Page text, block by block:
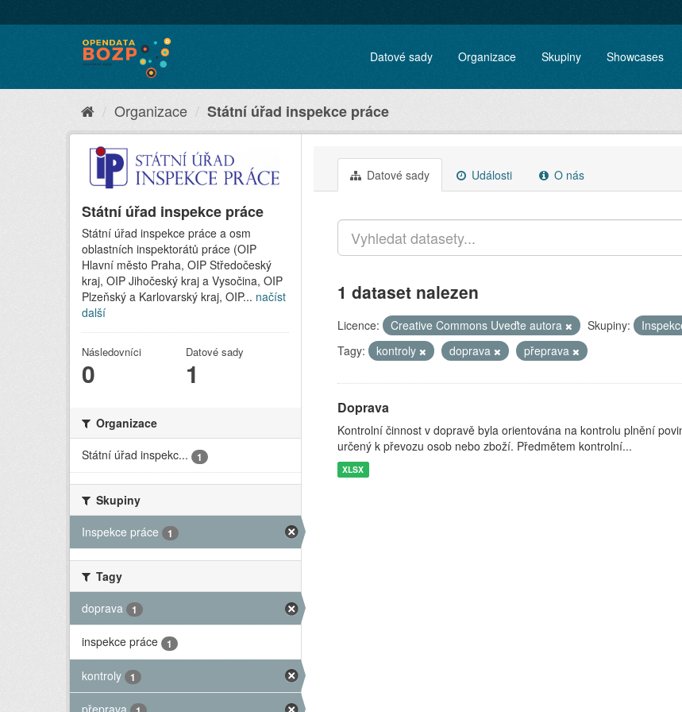
Datové sady Organizace Skupiny Showcases
Organizace Státní úřad inspekce práce
Státní úřad inspekce práce
Státní úřad inspekce práce a osm
oblastních inspektorátů práce (OIP
Hlavní město Praha, OIP Středočeský
kraj, OIP Jihočeský kraj a Vysočina, OIP
Plzeňský a Karlovarský kraj, OIP... načíst
další
Následovníci
0
Datové sady
1
Organizace
Státní úřad inspekc...
1
Skupiny
Inspekce práce
1
Tagy
doprava
1
inspekce práce 1
kontroly 1
přeprava
Datové sady Události O nás
1 dataset nalezen
Licence: Creative Commons Uveďte autora Skupiny:
Tagy:
kontroly doprava přeprava
Doprava
Kontrolní činnost v dopravě byla orientována na kontrolu plnění
určený k převozu osob nebo zboží. Předmětem kontrolní...
XLSX